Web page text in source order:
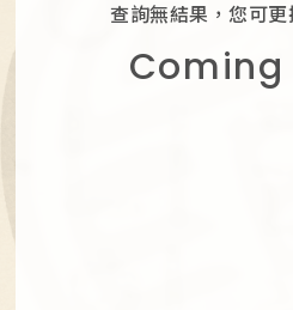
查詢無結果，您可
Coming